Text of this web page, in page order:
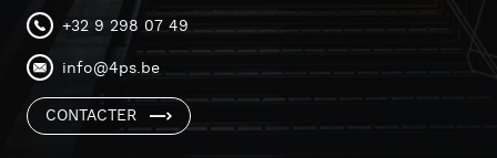
+32 9 298 07 49
info@4ps.be
CONTACTER